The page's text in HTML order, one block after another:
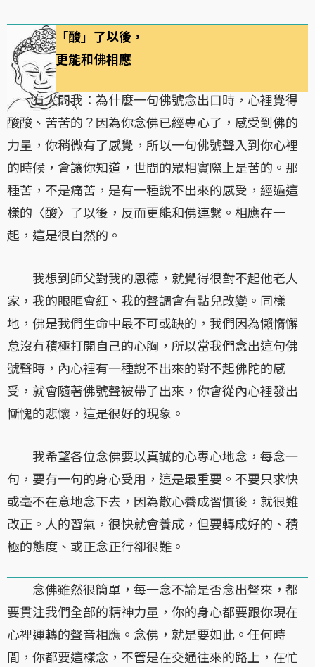
「酸」了以後，
更能和佛相應
有人問我：為什麼一句佛號念出口時，心裡覺得
酸酸、苦苦的？因為你念佛已經專心了，感受到佛的
力量，你稍微有了感覺，所以一句佛號聲入到你心裡
的時候，會讓你知道，世間的眾相實際上是苦的。那
種苦，不是痛苦，是有一種說不出來的感受，經過這
樣的〈酸〉了以後，反而更能和佛連繫。相應在一
起，這是很自然的。
我想到師父對我的恩德，就覺得很對不起他老人
家，我的眼眶會紅、我的聲調會有點兒改變。同樣
地，佛是我們生命中最不可或缺的，我們因為懶惰懈
怠沒有積極打開自己的心胸，所以當我們念出這句佛
號聲時，內心裡有一種說不出來的對不起佛陀的感
受，就會隨著佛號聲被帶了出來，你會從內心裡發出
慚愧的悲懷，這是很好的現象。
我希望各位念佛要以真誠的心專心地念，每念一
句，要有一句的身心受用，這是最重要。不要只求快
或毫不在意地念下去，因為散心養成習慣後，就很難
改正。人的習氣，很快就會養成，但要轉成好的、積
極的態度、或正念正行卻很難。
念佛雖然很簡單，每一念不論是否念出聲來，都
要貫注我們全部的精神力量，你的身心都要跟你現在
心裡運轉的聲音相應。念佛，就是要如此。任何時
間，你都要這樣念，不管是在交通往來的路上，在忙